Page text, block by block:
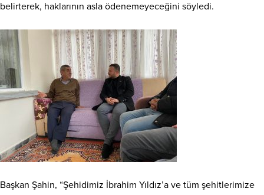
belirterek, haklarının asla ödenemeyeceğini söyledi.
Başkan Şahin, “Şehidimiz İbrahim Yıldız’a ve tüm şehitlerimize